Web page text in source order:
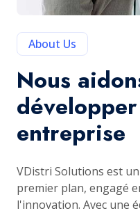
About Us
Nous
entreprise
VDistri Solutions est
premier plan, engagé
l'innovation. Avec une